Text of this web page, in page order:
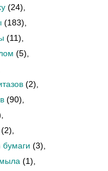
(24)
(183)
(11)
(5)
(2)
(90)
(2)
бумаги (3)
(1)